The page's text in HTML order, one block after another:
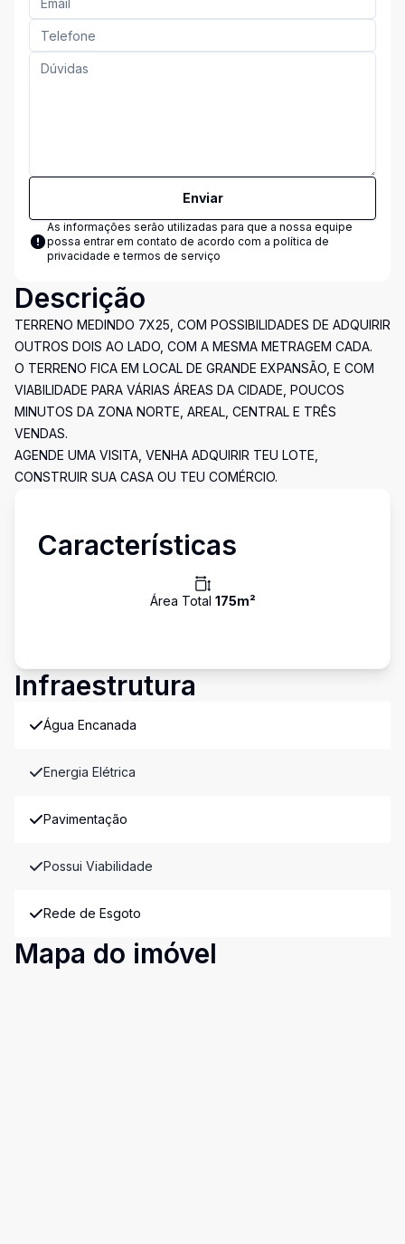
Enviar
As informações serão utilizadas para que a nossa equipe
possa entrar em contato de acordo com a política de
privacidade e termos de serviço
Descrição
TERRENO MEDINDO 7X25, COM POSSIBILIDADES DE ADQUIRIR
OUTROS DOIS AO LADO, COM A MESMA METRAGEM CADA.
O TERRENO FICA EM LOCAL DE GRANDE EXPANSÃO, E COM
VIABILIDADE PARA VÁRIAS ÁREAS DA CIDADE, POUCOS
MINUTOS DA ZONA NORTE, AREAL, CENTRAL E TRÊS
VENDAS.
AGENDE UMA VISITA, VENHA ADQUIRIR TEU LOTE,
CONSTRUIR SUA CASA OU TEU COMÉRCIO.
Características
Área Total 175m²
Infraestrutura
Água Encanada
Energia Elétrica
Pavimentação
Possui Viabilidade
Rede de Esgoto
Mapa do imóvel